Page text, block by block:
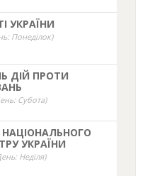
УКРАЇНИ
Понеділок)
ДІЙ ПРОТИ
Субота)
УКРАЇНИ
Неділя)